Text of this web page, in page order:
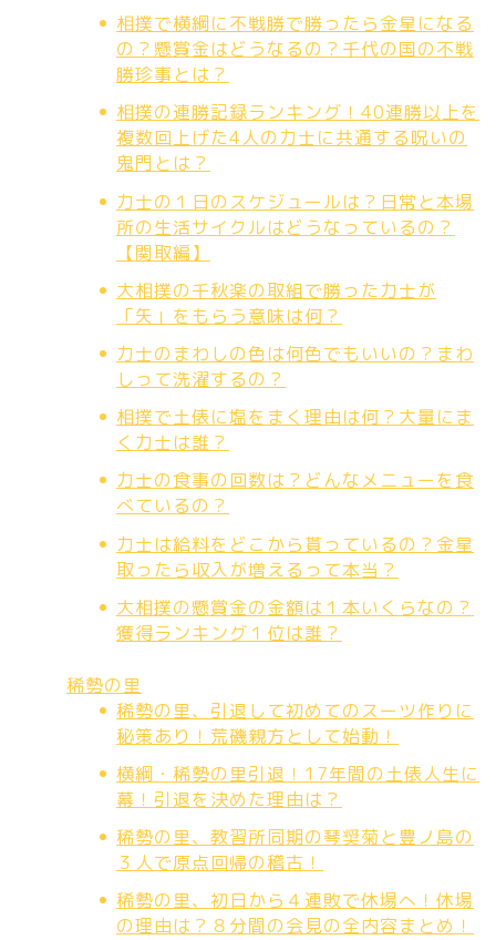
相撲で横綱に不戦勝で勝ったら金星になる
の？懸賞金はどうなるの？千代の国の不戦
勝珍事とは？
相撲の連勝記録ランキング！40連勝以上を
複数回上げた4人の力士に共通する呪いの
鬼門とは？
力士の１日のスケジュールは？日常と本場
所の生活サイクルはどうなっているの？
【関取編】
大相撲の千秋楽の取組で勝った力士が
「矢」をもらう意味は何？
力士のまわしの色は何色でもいいの？まわ
しって洗濯するの？
相撲で土俵に塩をまく理由は何？大量にま
く力士は誰？
力士の食事の回数は？どんなメニューを食
べているの？
力士は給料をどこから貰っているの？金星
取ったら収入が増えるって本当？
大相撲の懸賞金の金額は１本いくらなの？
獲得ランキング１位は誰？
稀勢の里
稀勢の里、引退して初めてのスーツ作りに
秘策あり！荒磯親方として始動！
横綱・稀勢の里引退！17年間の土俵人生に
幕！引退を決めた理由は？
稀勢の里、教習所同期の琴奨菊と豊ノ島の
３人で原点回帰の稽古！
稀勢の里、初日から４連敗で休場へ！休場
の理由は？８分間の会見の全内容まとめ！